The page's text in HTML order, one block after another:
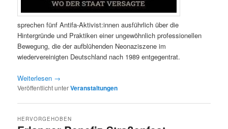
sprechen fünf Antifa-Aktivist:innen ausführlich über die
Hintergründe und Praktiken einer ungewöhnlich professionellen
Bewegung, die der aufblühenden Neonaziszene im
wiedervereinigten Deutschland nach 1989 entgegentrat.
Weiterlesen →
Veröffentlicht unterVeranstaltungen
HERVORGEHOBEN